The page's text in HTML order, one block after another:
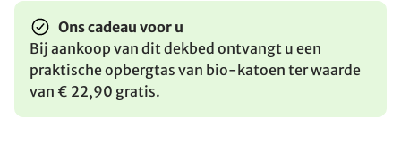
Ons cadeau voor u
Bij aankoop van dit dekbed ontvangt u een
praktische opbergtas van bio-katoen ter waarde
van € 22,90 gratis.